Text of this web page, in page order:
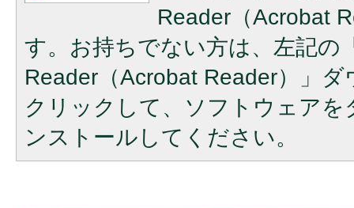
Reader（Acrobat
す。お持ちでない方は、左記の
Reader（Acrobat Reader）」
クリックして、ソフトウェア
ンストールしてください。